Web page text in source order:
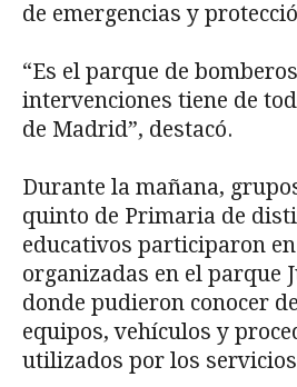
de emergencias y
“Es el parque de
intervenciones tiene de
de Madrid”, destacó.
Durante la mañana,
quinto de Primaria de
educativos participaron
organizadas en el parque
donde pudieron conocer
equipos, vehículos y
utilizados por los